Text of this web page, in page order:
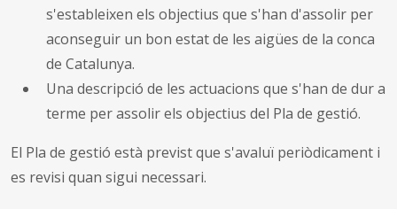
s'estableixen els objectius que s'han d'assolir per
aconseguir un bon estat de les aigües de la conca
de Catalunya.
Una descripció de les actuacions que s'han de dur a
terme per assolir els objectius del Pla de gestió.
El Pla de gestió està previst que s'avaluï periòdicament i
es revisi quan sigui necessari.